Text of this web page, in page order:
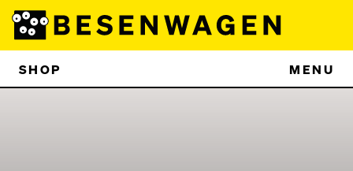
SHOP MENU